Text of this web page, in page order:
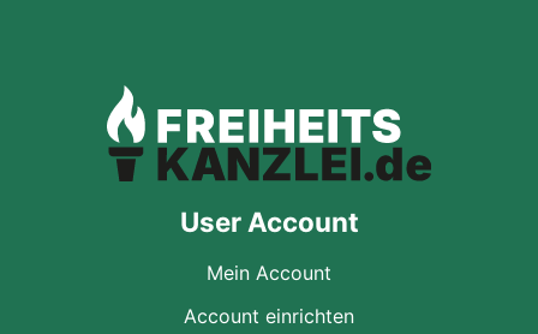
User Account
Mein Account
Account einrichten